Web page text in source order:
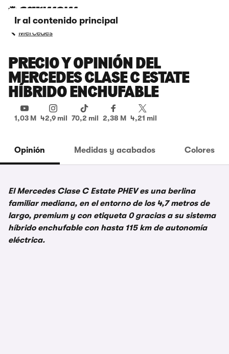
Ir al contenido principal
Mercedes
PRECIO Y OPINIÓN DEL
MERCEDES CLASE C ESTATE
HÍBRIDO ENCHUFABLE
1,03 M 42,9 mil 70,2 mil 2,38 M 4,21 mil
Opinión Medidas y acabados Colores
El Mercedes Clase C Estate PHEV es una berlina
familiar mediana, en el entorno de los 4,7 metros de
largo, premium y con etiqueta 0 gracias a su sistema
híbrido enchufable con hasta 115 km de autonomía
eléctrica.